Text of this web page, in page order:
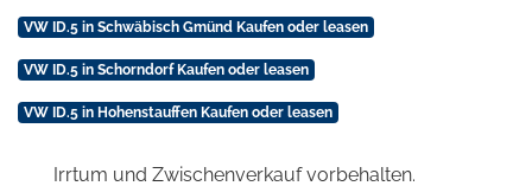
VW ID.5 in Schwäbisch Gmünd Kaufen oder leasen
VW ID.5 in Schorndorf Kaufen oder leasen
VW ID.5 in Hohenstauffen Kaufen oder leasen
Irrtum und Zwischenverkauf vorbehalten.